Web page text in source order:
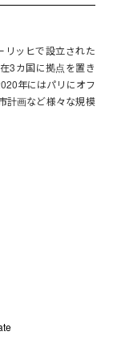
リッヒで設立された
3カ国に拠点を置き
年にはパリにオフ
計画など様々な規模